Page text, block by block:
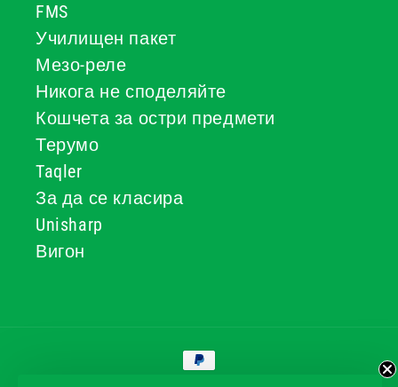
FMS
Училищен пакет
Мезо-реле
Никога не споделяйте
Кошчета за остри предмети
Терумо
Taqler
За да се класира
Unisharp
Вигон
Начини